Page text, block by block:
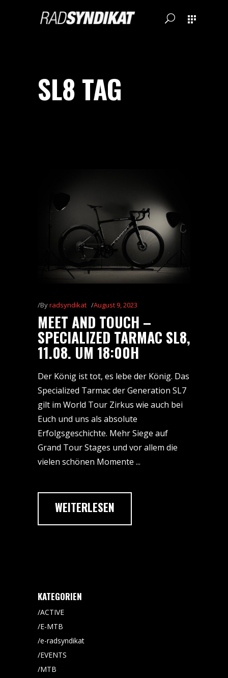
SL8 TAG
Byradsyndikat August 9, 2023
MEET AND TOUCH –
SPECIALIZED TARMAC SL8,
11.08. UM 18:00H
Der König ist tot, es lebe der König. Das
Specialized Tarmac der Generation SL7
gilt im World Tour Zirkus wie auch bei
Euch und uns als absolute
Erfolgsgeschichte. Mehr Siege auf
Grand Tour Stages und vor allem die
vielen schönen Momente
WEITERLESEN
KATEGORIEN
ACTIVE
E-MTB
e-radsyndikat
EVENTS
MTB